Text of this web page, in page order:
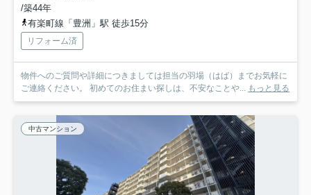
/築44年
有楽町線「豊洲」駅 徒歩15分
リフォーム済
物件へのご質問や詳細につきましては担当の羽場（はば）までお気軽に
ご連絡ください。 初めてのお住まい探しは、不安なことや... もっと見る
中古マンション